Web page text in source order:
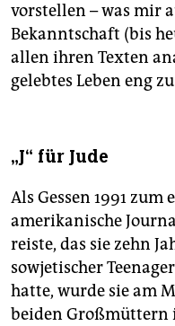
vorstellen – was mir
Bekanntschaft (bis
allen ihren Texten
gelebtes Leben eng
„J“ für Jude
Als Gessen 1991
amerikanische
reiste, das sie zehn
sowjetischer
hatte, wurde sie am
beiden Großmüttern